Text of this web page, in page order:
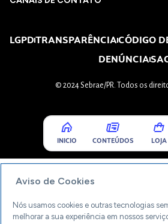
LGPDTRANSPARÊNCIACÓDIGO
DENÚNCIA
© 2024 Sebrae/PR. Todos os
INICIO CONTEÚDOS LOJA
Aviso de Cookies
Nós usamos cookies e outras tecnologias
melhorar a sua experiência em nossos